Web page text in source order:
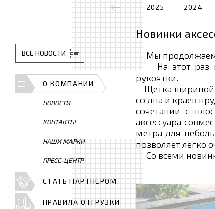
2025 2024
Новинки
Мы продолжаем
На этот раз
рукоятки.
Щетка шириной
со дна и краев
сочетании с
аксессуара
метра для
позволяет легко
Со всеми
ВСЕ НОВОСТИ
О КОМПАНИИ
НОВОСТИ
КОНТАКТЫ
НАШИ МАРКИ
ПРЕСС-ЦЕНТР
СТАТЬ ПАРТНЕРОМ
ПРАВИЛА ОТГРУЗКИ